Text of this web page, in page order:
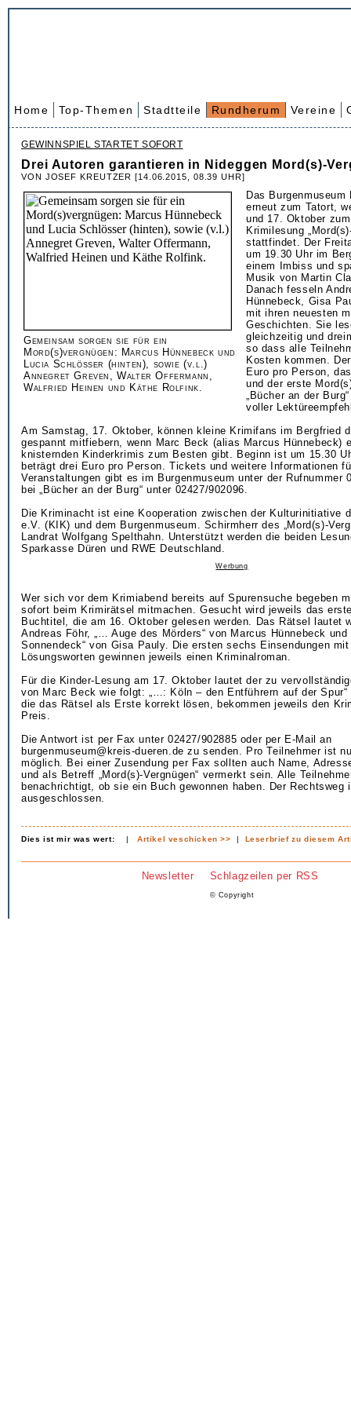
Home Top-Themen Stadtteile Rundherum Vereine
GEWINNSPIEL STARTET SOFORT
Drei Autoren garantieren in Nideggen Mord(s)-
VON JOSEF KREUTZER [14.06.2015, 08.39 UHR]
Gemeinsam sorgen sie für ein
Mord(s)vergnügen: Marcus Hünnebeck und
Lucia Schlösser (hinten), sowie (v.l.)
Annegret Greven, Walter Offermann,
Walfried Heinen und Käthe Rolfink.
Das Burgenmuseum
erneut zum Tatort,
und 17. Oktober
Krimilesung
stattfindet. Der
um 19.30 Uhr im
einem Imbiss und
Musik von Martin
Danach fesseln
Hünnebeck, Gisa
mit ihren neuesten
Geschichten. Sie
gleichzeitig und
so dass alle
Kosten kommen.
Euro pro Person,
und der erste
„Bücher an der
voller
Am Samstag, 17. Oktober, können kleine Krimifans im Bergfried
gespannt mitfiebern, wenn Marc Beck (alias Marcus Hünnebeck)
knisternden Kinderkrimis zum Besten gibt. Beginn ist um 15.30
beträgt drei Euro pro Person. Tickets und weitere Informationen
Veranstaltungen gibt es im Burgenmuseum unter der Rufnummer
bei „Bücher an der Burg“ unter 02427/902096.
Die Kriminacht ist eine Kooperation zwischen der Kulturinitiative
e.V. (KIK) und dem Burgenmuseum. Schirmherr des „Mord(s)-
Landrat Wolfgang Spelthahn. Unterstützt werden die beiden
Sparkasse Düren und RWE Deutschland.
Werbung
Wer sich vor dem Krimiabend bereits auf Spurensuche begeben
sofort beim Krimirätsel mitmachen. Gesucht wird jeweils das
Buchtitel, die am 16. Oktober gelesen werden. Das Rätsel lautet
Andreas Föhr, „… Auge des Mörders“ von Marcus Hünnebeck
Sonnendeck“ von Gisa Pauly. Die ersten sechs Einsendungen
Lösungsworten gewinnen jeweils einen Kriminalroman.
Für die Kinder-Lesung am 17. Oktober lautet der zu
von Marc Beck wie folgt: „…: Köln – den Entführern auf der Spur“
die das Rätsel als Erste korrekt lösen, bekommen jeweils den
Preis.
Die Antwort ist per Fax unter 02427/902885 oder per E-Mail an
burgenmuseum@kreis-dueren.de zu senden. Pro Teilnehmer ist
möglich. Bei einer Zusendung per Fax sollten auch Name,
und als Betreff „Mord(s)-Vergnügen“ vermerkt sein. Alle
benachrichtigt, ob sie ein Buch gewonnen haben. Der Rechtsweg
ausgeschlossen.
Dies ist mir was wert: |Artikel veschicken >> | Leserbrief zu diesem
Newsletter Schlagzeilen per RSS
© Copyright